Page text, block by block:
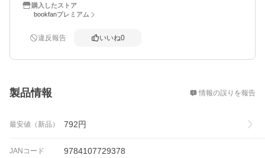
購入したストア
bookfanプレミアム
違反報告 いいね0
製品情報 情報の誤りを報告
最安値（新品） 792円
JANコード 9784107729378